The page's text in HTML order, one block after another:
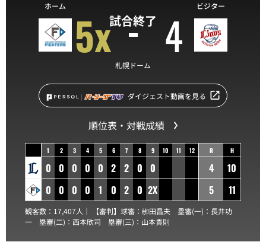
試合終了
ホーム
5x 4
ビジター
札幌ドーム
ダイジェスト動画を見る
順位表・対戦成績
1 2 3 4 5 6 7 8 9 10 11 12
0 0 0 0 0 2 2 0 0
0 0 0 0 1 0 2 0 2X
R H
4
10
5
11
観客数：17,407人｜ 【審判】球審： 栁田昌夫 塁審(一)： 長井功
一 塁審(二)： 西本欣司 塁審(三)： 山本貴則